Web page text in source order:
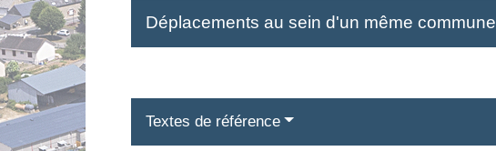
Déplacements au sein d'un même commune
Textes de référence